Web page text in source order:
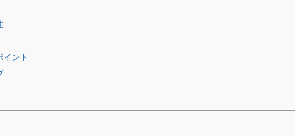
イント